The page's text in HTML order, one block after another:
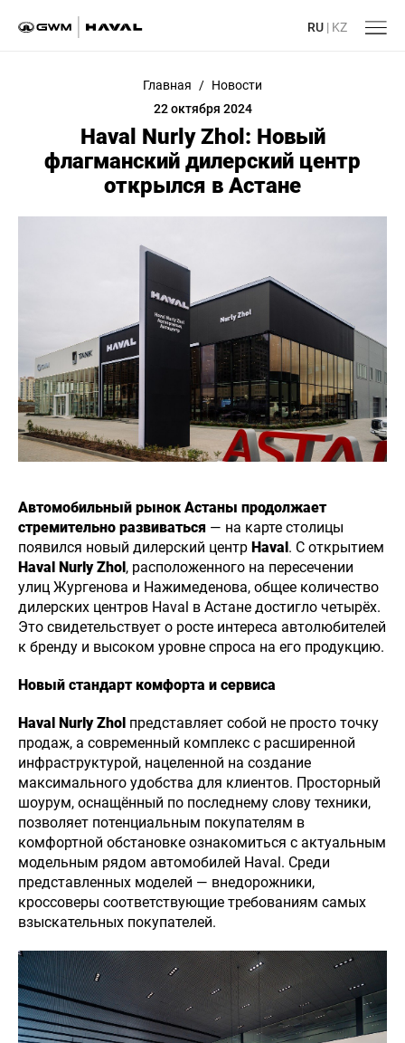
RU | KZ
Главная / Новости
22 октября 2024
Haval Nurly Zhol: Новый
флагманский дилерский центр
открылся в Астане
Автомобильный рынок Астаны продолжает
стремительно развиваться — на карте столицы
появился новый дилерский центр Haval . С открытием
Haval Nurly Zhol , расположенного на пересечении
улиц Жургенова и Нажимеденова, общее количество
дилерских центров Haval в Астане достигло четырёх.
Это свидетельствует о росте интереса автолюбителей
к бренду и высоком уровне спроса на его продукцию.
Новый стандарт комфорта и сервиса
Haval Nurly Zhol представляет собой не просто точку
продаж, а современный комплекс с расширенной
инфраструктурой, нацеленной на создание
максимального удобства для клиентов. Просторный
шоурум, оснащённый по последнему слову техники,
позволяет потенциальным покупателям в
комфортной обстановке ознакомиться с актуальным
модельным рядом автомобилей Haval. Среди
представленных моделей — внедорожники,
кроссоверы соответствующие требованиям самых
взыскательных покупателей.